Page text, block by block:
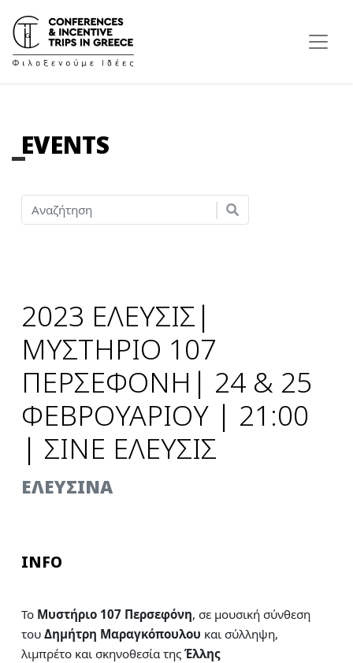
EVENTS
2023 ΕΛΕΥΣΙΣ|
ΜΥΣΤΗΡΙΟ 107
ΠΕΡΣΕΦΟΝΗ| 24 & 25
ΦΕΒΡΟΥΑΡΙΟΥ | 21:00
| ΣΙΝΕ ΕΛΕΥΣΙΣ
ΕΛΕΥΣΙΝΑ
INFO
Το Μυστήριο 107 Περσεφόνη, σε μουσική σύνθεση
τουΔημήτρη Μαραγκόπουλου και σύλληψη,
λιμπρέτο και σκηνοθεσία τηςΈλλης